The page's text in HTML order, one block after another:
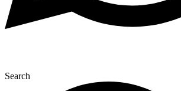
Search